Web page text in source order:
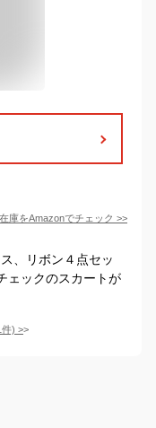
庫をAmazonでチェック >>
、リボン４点セッ
ェックのスカートが
件) >